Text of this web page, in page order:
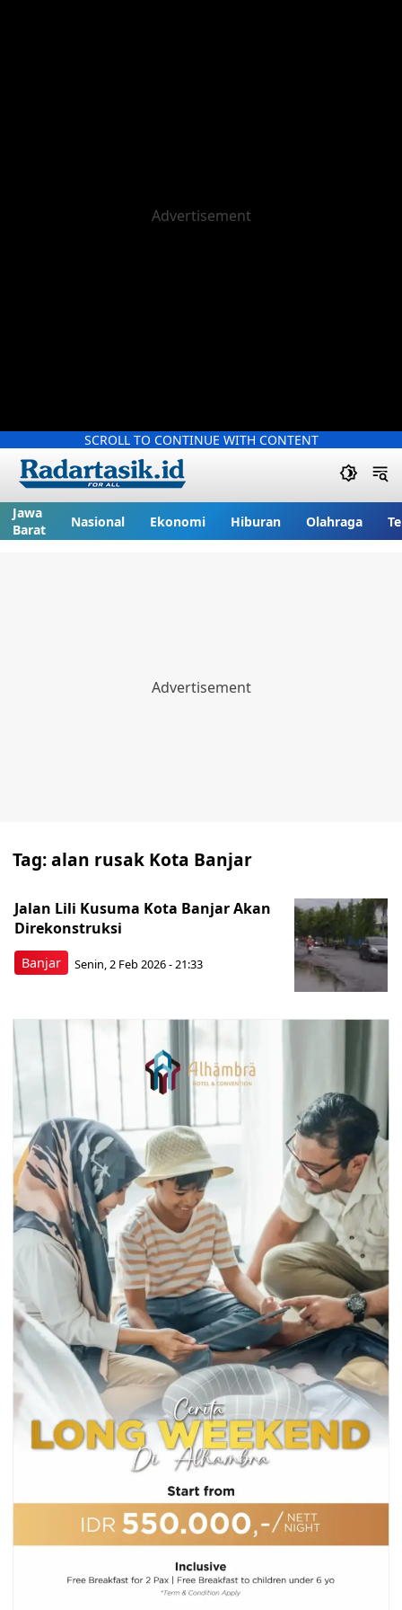
SCROLL TO CONTINUE WITH CONTENT
Jawa
Barat
Nasional Ekonomi Hiburan Olahraga
Tag:alan rusak Kota Banjar
Banjar
Jalan Lili Kusuma Kota Banjar Akan
Direkonstruksi
Senin, 2 Feb 2026 - 21:33